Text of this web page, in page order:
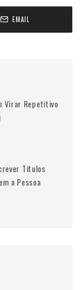
EMAIL
Virar Repetitivo
Títulos
a Pessoa